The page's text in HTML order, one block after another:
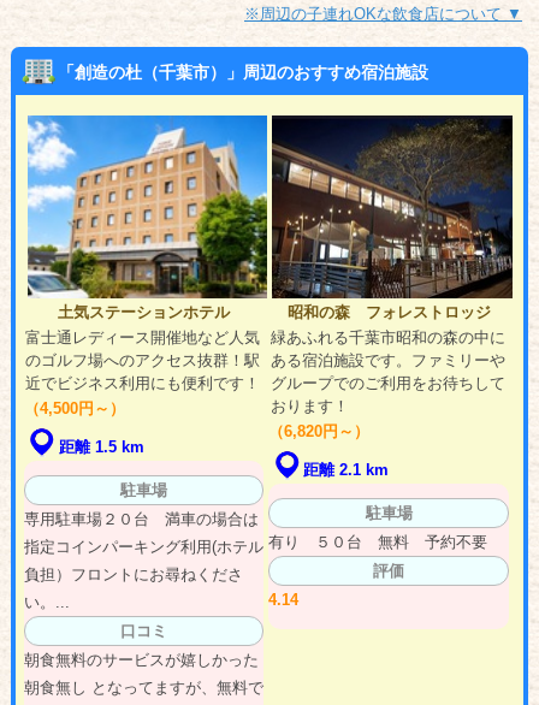
※周辺の子連れOKな飲食店について ▼
「創造の杜（千葉市）」周辺のおすすめ宿泊施設
土気ステーションホテル
富士通レディース開催地など人気
のゴルフ場へのアクセス抜群！駅
近でビジネス利用にも便利です！
（4,500円～）
距離 1.5 km
駐車場
専用駐車場２０台 満車の場合は
指定コインパーキング利用(ホテル
負担）フロントにお尋ねくださ
い。...
口コミ
朝食無料のサービスが嬉しかった
朝食無し となってますが、無料で
昭和の森 フォレストロッジ
緑あふれる千葉市昭和の森の中に
ある宿泊施設です。ファミリーや
グループでのご利用をお待ちして
おります！
（6,820円～）
距離 2.1 km
駐車場
有り ５０台 無料 予約不要
評価
4.14